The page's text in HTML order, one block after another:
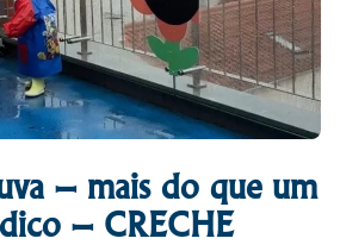
– mais do que um
– CRECHE